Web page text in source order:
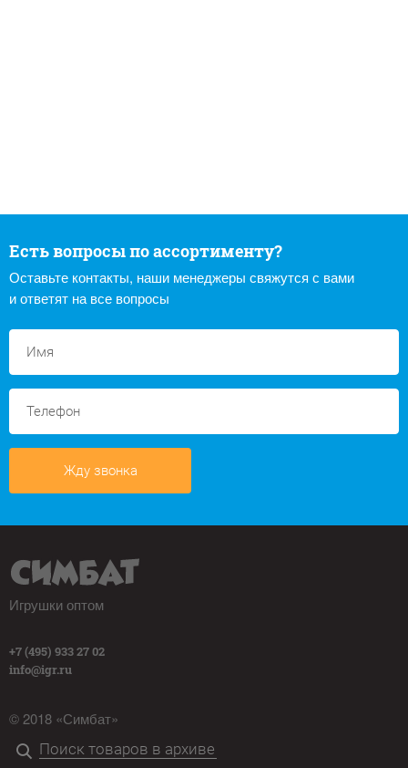
Есть вопросы по ассортименту?
Оставьте контакты, наши менеджеры свяжутся с вами
и ответят на все вопросы
Жду звонка
Игрушки оптом
+7 (495) 933 27 02
info@igr.ru
© 2018 «Симбат»